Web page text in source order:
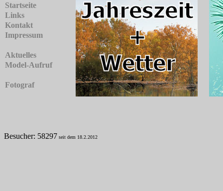
Startseite
Links
Kontakt
Impressum
Aktuelles
Model-Aufruf
Fotograf
Besucher: 58297 seit dem 18.2.2012